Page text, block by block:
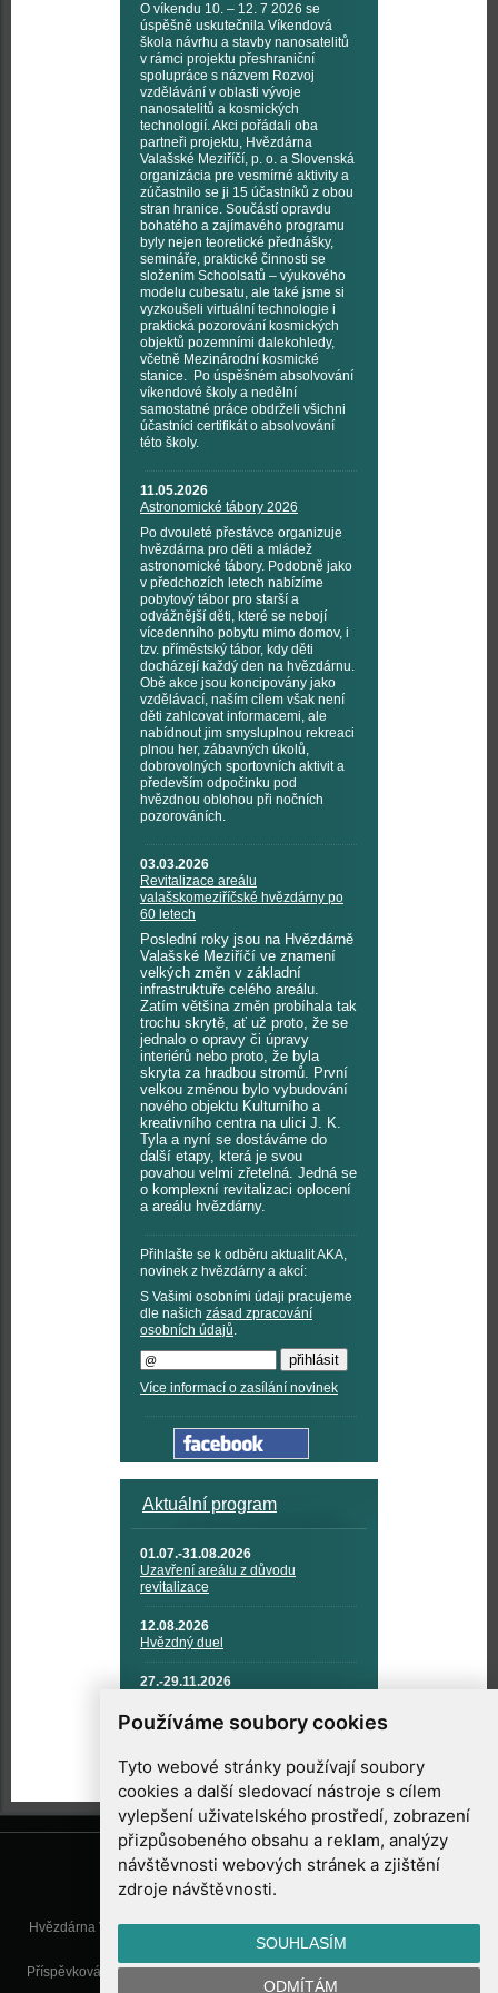
Používáme soubory cookies
Tyto webové stránky používají soubory
cookies a další sledovací nástroje s cílem
vylepšení uživatelského prostředí, zobrazení
přizpůsobeného obsahu a reklam, analýzy
návštěvnosti webových stránek a zjištění
zdroje návštěvnosti.
SOUHLASÍM
ODMÍTÁM
O víkendu 10. – 12. 7 2026 se
úspěšně uskutečnila Víkendová
škola návrhu a stavby nanosatelitů
v rámci projektu přeshraniční
spolupráce s názvem Rozvoj
vzdělávání v oblasti vývoje
nanosatelitů a kosmických
technologií. Akci pořádali oba
partneři projektu, Hvězdárna
Valašské Meziříčí, p. o. a Slovenská
organizácia pre vesmírné aktivity a
zúčastnilo se ji 15 účastníků z obou
stran hranice. Součástí opravdu
bohatého a zajímavého programu
byly nejen teoretické přednášky,
semináře, praktické činnosti se
složením Schoolsatů – výukového
modelu cubesatu, ale také jsme si
vyzkoušeli virtuální technologie i
praktická pozorování kosmických
objektů pozemními dalekohledy,
včetně Mezinárodní kosmické
stanice. Po úspěšném absolvování
víkendové školy a nedělní
samostatné práce obdrželi všichni
účastníci certifikát o absolvování
této školy.
11.05.2026
Astronomické tábory 2026
Po dvouleté přestávce organizuje
hvězdárna pro děti a mládež
astronomické tábory. Podobně jako
v předchozích letech nabízíme
pobytový tábor pro starší a
odvážnější děti, které se nebojí
vícedenního pobytu mimo domov, i
tzv. příměstský tábor, kdy děti
docházejí každý den na hvězdárnu.
Obě akce jsou koncipovány jako
vzdělávací, naším cílem však není
děti zahlcovat informacemi, ale
nabídnout jim smysluplnou rekreaci
plnou her, zábavných úkolů,
dobrovolných sportovních aktivit a
především odpočinku pod
hvězdnou oblohou při nočních
pozorováních.
03.03.2026
Revitalizace areálu
valašskomeziříčské hvězdárny po
60 letech
Poslední roky jsou na Hvězdárně
Valašské Meziříčí ve znamení
velkých změn v základní
infrastruktuře celého areálu.
Zatím většina změn probíhala tak
trochu skrytě, ať už proto, že se
jednalo o opravy či úpravy
interiérů nebo proto, že byla
skryta za hradbou stromů. První
velkou změnou bylo vybudování
nového objektu Kulturního a
kreativního centra na ulici J. K.
Tyla a nyní se dostáváme do
další etapy, která je svou
povahou velmi zřetelná. Jedná se
o komplexní revitalizaci oplocení
a areálu hvězdárny.
Přihlašte se k odběru aktualit AKA,
novinek z hvězdárny a akcí:
S Vašimi osobními údaji pracujeme
dle našich zásad zpracování
osobních údajů.
Více informací o zasílání novinek
Aktuální program
01.07.-31.08.2026
Uzavření areálu z důvodu
revitalizace
12.08.2026
Hvězdný duel
27.-29.11.2026
TECHNIKA A KOSMICKÉ
TECHNOLOGIE
Hvězdárna Valašské Meziříčí, příspěvková organizace, Vsetínská 78, 757
01 Valašské Meziříčí
Příspěvková organizace Zlínského kraje. Telefon:571 611 928, Mobil:777